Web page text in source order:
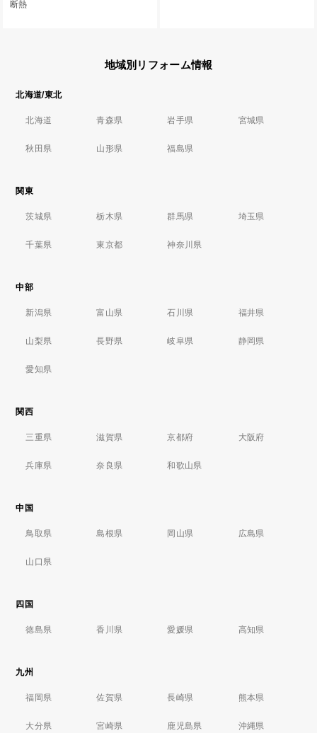
断熱
地域別リフォーム情報
北海道/東北
北海道 青森県 岩手県 宮城県
秋田県 山形県 福島県
関東
茨城県 栃木県 群馬県 埼玉県
千葉県 東京都 神奈川県
中部
新潟県 富山県 石川県 福井県
山梨県 長野県 岐阜県 静岡県
愛知県
関西
三重県 滋賀県 京都府 大阪府
兵庫県 奈良県 和歌山県
中国
鳥取県 島根県 岡山県 広島県
山口県
四国
徳島県 香川県 愛媛県 高知県
九州
福岡県 佐賀県 長崎県 熊本県
大分県 宮崎県 鹿児島県 沖縄県